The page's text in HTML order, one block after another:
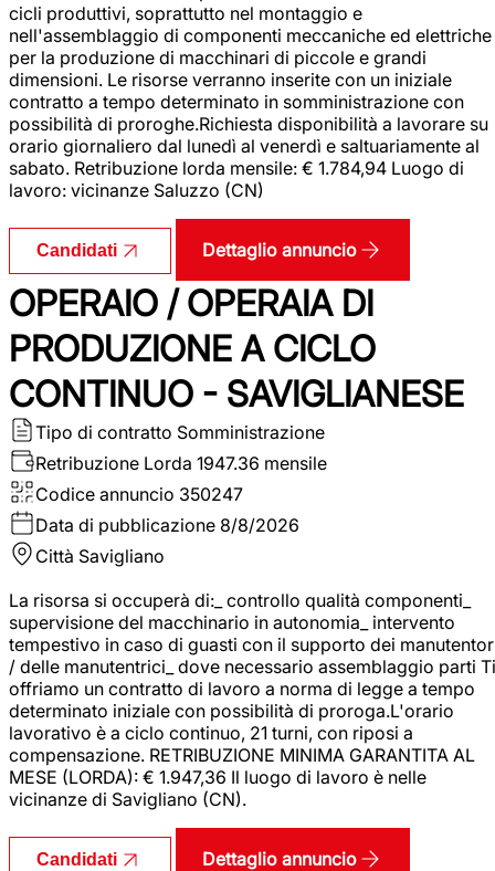
cicli produttivi, soprattutto nel montaggio e
nell'assemblaggio di componenti meccaniche ed elettriche
per la produzione di macchinari di piccole e grandi
dimensioni. Le risorse verranno inserite con un iniziale
contratto a tempo determinato in somministrazione con
possibilità di proroghe.Richiesta disponibilità a lavorare su
orario giornaliero dal lunedì al venerdì e saltuariamente al
sabato. Retribuzione lorda mensile: € 1.784,94 Luogo di
lavoro: vicinanze Saluzzo (CN)
Candidati Dettaglio annuncio
OPERAIO / OPERAIA DI
PRODUZIONE A CICLO
CONTINUO - SAVIGLIANESE
Tipo di contratto Somministrazione
Retribuzione Lorda 1947.36 mensile
Codice annuncio 350247
Data di pubblicazione 8/8/2026
Città Savigliano
La risorsa si occuperà di:_ controllo qualità componenti_
supervisione del macchinario in autonomia_ intervento
tempestivo in caso di guasti con il supporto dei
/ delle manutentrici_ dove necessario assemblaggio parti Ti
offriamo un contratto di lavoro a norma di legge a tempo
determinato iniziale con possibilità di proroga.L'orario
lavorativo è a ciclo continuo, 21 turni, con riposi a
compensazione. RETRIBUZIONE MINIMA GARANTITA AL
MESE (LORDA): € 1.947,36 Il luogo di lavoro è nelle
vicinanze di Savigliano (CN).
Candidati Dettaglio annuncio